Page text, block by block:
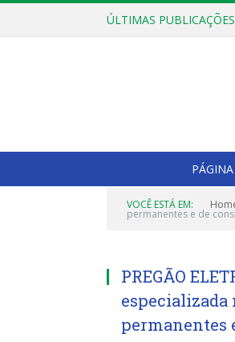
ÚLTIMAS
VOCÊ ESTÁ EM:
permanentes e de
PREGÃO
permanentes